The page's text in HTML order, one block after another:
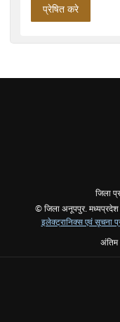
जिला
© जिला अनूपपुर. मध्यप्रदेश
इलेक्ट्रानिक्स एवं सूचना
अंतिम